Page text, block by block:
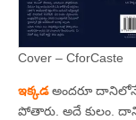
Cover – CforCaste
ఇక్కడఅందరూ దానిలోనే
పోతారు. అదే కులం.